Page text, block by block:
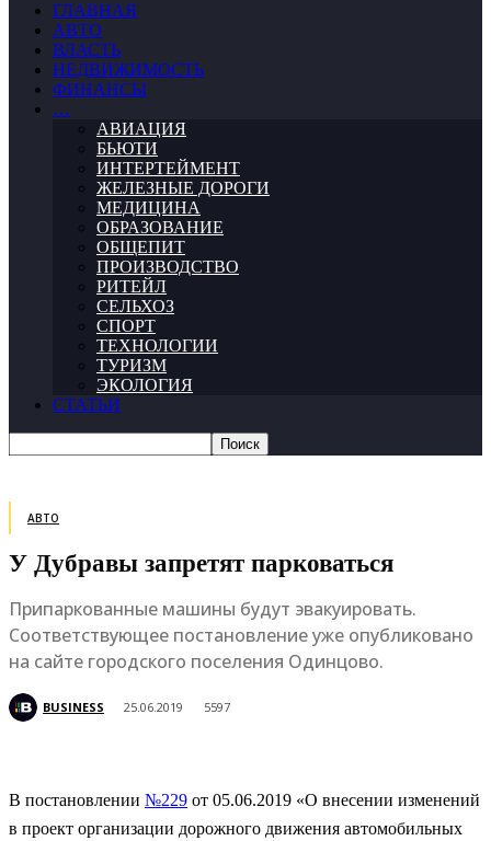
ГЛАВНАЯ
АВТО
ВЛАСТЬ
НЕДВИЖИМОСТЬ
ФИНАНСЫ
…
АВИАЦИЯ
БЬЮТИ
ИНТЕРТЕЙМЕНТ
ЖЕЛЕЗНЫЕ ДОРОГИ
МЕДИЦИНА
ОБРАЗОВАНИЕ
ОБЩЕПИТ
ПРОИЗВОДСТВО
РИТЕЙЛ
СЕЛЬХОЗ
СПОРТ
ТЕХНОЛОГИИ
ТУРИЗМ
ЭКОЛОГИЯ
СТАТЬИ
АВТО
У Дубравы запретят парковаться
Припаркованные машины будут эвакуировать.
Соответствующее постановление уже опубликовано
на сайте городского поселения Одинцово.
BUSINESS 25.06.2019 5597
В постановлении №229 от 05.06.2019 «О внесении изменений
в проект организации дорожного движения автомобильных